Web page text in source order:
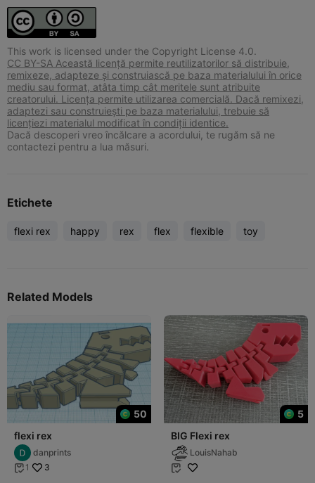
This work is licensed under the Copyright License 4.0.
CC BY-SA Această licență permite reutilizatorilor să distribuie,
remixeze, adapteze și construiască pe baza materialului în orice
mediu sau format, atâta timp cât meritele sunt atribuite
creatorului. Licența permite utilizarea comercială. Dacă remixezi,
adaptezi sau construiești pe baza materialului, trebuie să
licențiezi materialul modificat în condiții identice.
Dacă descoperi vreo încălcare a acordului, te rugăm să ne
contactezi pentru a lua măsuri.
Etichete
flexi rex happy rex flex flexible toy
Related Models
50
flexi rex
danprints
 1 3
5
BIG Flexi rex
LouisNahab
